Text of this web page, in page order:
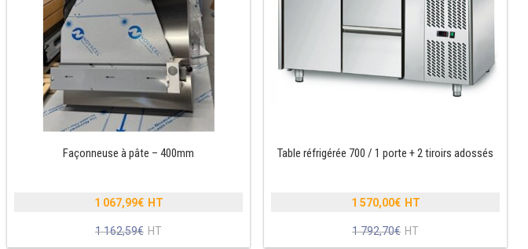
Façonneuse à pâte – 400mm
1 162,59€
prix
1 067,99€
Le
Table réfrigérée 700 / 1 porte + 2 tiroirs adossés
1 792,70€
prix
1 570,00€
Le